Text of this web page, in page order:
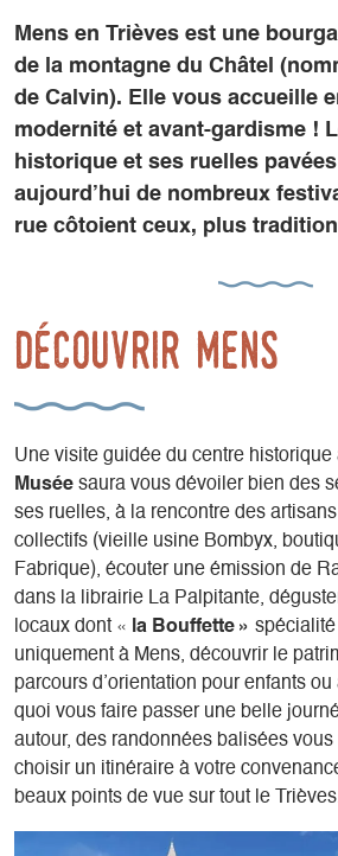
Mens en Trièves est une
de la montagne du Châtel
de Calvin). Elle vous accueille
modernité et avant-gardisme !
historique et ses ruelles
aujourd’hui de nombreux
rue côtoient ceux, plus
découvrir mens
Une visite guidée du centre historique
Musée saura vous dévoiler bien des
ses ruelles, à la rencontre des
collectifs (vieille usine Bombyx,
Fabrique), écouter une émission de
dans la librairie La Palpitante,
locaux dont « la Bouffette »
uniquement à Mens, découvrir le
parcours d’orientation pour enfants
quoi vous faire passer une belle
autour, des randonnées balisées vous
choisir un itinéraire à votre
beaux points de vue sur tout le